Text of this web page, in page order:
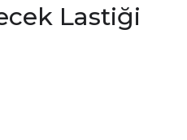
Lastiği